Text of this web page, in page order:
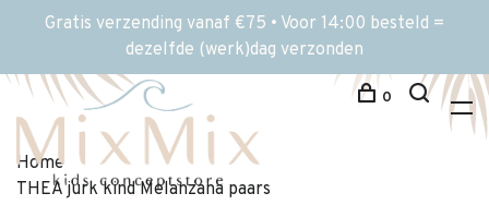
Gratis verzending vanaf €75 • Voor 14:00 besteld =
dezelfde (werk)dag verzonden
0
Home
THEA jurk kind Melanzana paars